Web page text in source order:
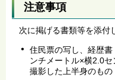
注意事項
次に掲げる書類等を添付
住民票の写し、経歴
ンチメートル×横2.0
撮影した上半身のもの